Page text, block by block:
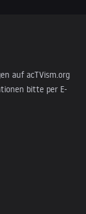
auf acTVism.org
bitte per E-